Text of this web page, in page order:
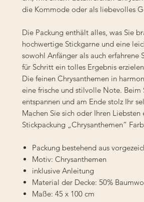
die Kommode oder als liebevolles
Die Packung enthält alles, was Sie
hochwertige Stickgarne und eine
sowohl Anfänger als auch
für Schritt ein tolles Ergebnis
Die feinen Chrysanthemen in
eine frische und stilvolle Note. Beim
entspannen und am Ende stolz Ihr
Machen Sie sich oder Ihren
Stickpackung „Chrysanthemen“
Packung bestehend aus
Motiv: Chrysanthemen
inklusive Anleitung
Material der Decke: 50%
Maße: 45 x 100 cm